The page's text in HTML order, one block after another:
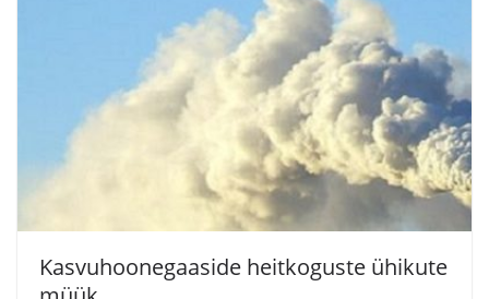
Kasvuhoonegaaside heitkoguste ühikute